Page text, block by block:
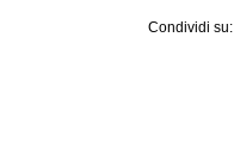
Condividi su: